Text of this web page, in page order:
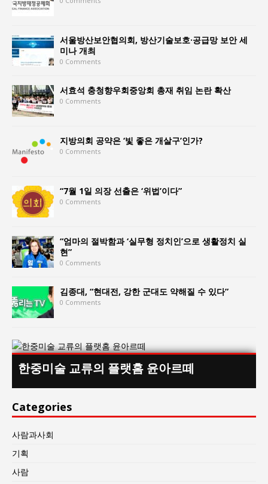
서울방산보안협의회, 방산기술보호·공급망 보안 세
미나 개최
0 Comments
서효석 충청향우회중앙회 총재 취임 논란 확산
0 Comments
지방의회 공약은 ‘빛 좋은 개살구’인가?
0 Comments
“7월 1일 의장 선출은 ‘위법’이다”
0 Comments
“엄마의 절박함과 ‘실무형 정치인’으로 생활정치 실
현”
0 Comments
김종대, “현대전, 강한 군대도 약해질 수 있다”
0 Comments
한중미술 교류의 플랫홈 윤아르떼
Categories
사람과사회
기획
사람